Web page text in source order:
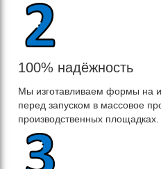
100% надёжность
Мы изготавливаем формы на
перед запуском в массовое
производственных площадках.